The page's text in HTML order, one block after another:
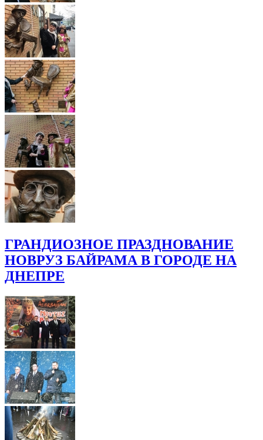
ГРАНДИОЗНОЕ ПРАЗДНОВАНИЕ
НОВРУЗ БАЙРАМА В ГОРОДЕ НА
ДНЕПРЕ